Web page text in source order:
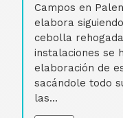
Campos en
elabora
cebolla
instalaciones se
elaboración de
sacándole todo
las...